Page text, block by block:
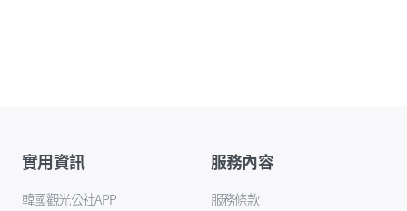
實用資訊
韓國觀光公社APP
服務內容
服務條款